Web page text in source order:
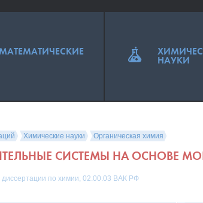
Химические науки Органическая химия
СИСТЕМЫ НА ОСНОВЕ
по химии, 02.00.03 ВАК РФ
НАУКИ